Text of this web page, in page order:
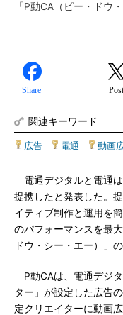
「P動CA（ピー・ドウ
Share Post
関連キーワード
広告 電通 動画
電通デジタルと電通
提携したと発表した。
イティブ制作と運用を
のパフォーマンスを最
ドウ・シー・エー）」
P動CAは、電通デジ
ター」が設定した広告
定クリエイターに動画